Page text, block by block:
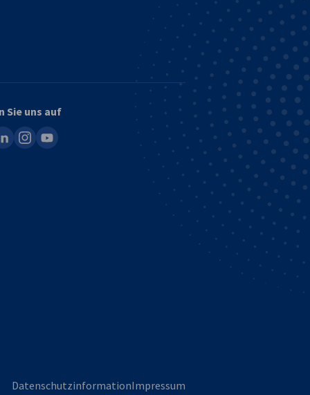
Sie uns auf
instagram
youtube
DatenschutzinformationImpressum